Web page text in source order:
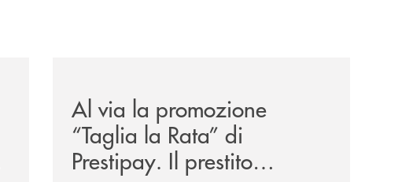
Al via la promozione
“Taglia la Rata” di
Prestipay. Il prestito